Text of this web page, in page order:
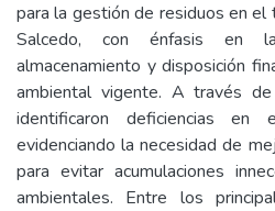
para la gestión de residuos en el
Salcedo, con énfasis en la
almacenamiento y disposición
ambiental vigente. A través
identificaron deficiencias en
evidenciando la necesidad de
para evitar acumulaciones
ambientales. Entre los